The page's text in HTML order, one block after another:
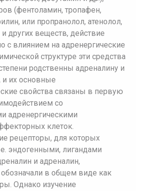
(фентоламин, тропафен,
или пропранолол, атенолол,
других веществ, действие
с влиянием на адренергические
структуре эти средства
родственны адреналину и
и их основные
свойства связаны в первую
со
адренергическими
клеток.
рецепторы, для которых
эндогенными, лигандами
и адреналин,
в общем виде как
Однако изучение